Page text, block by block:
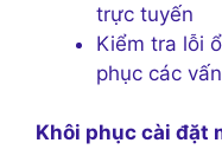
trực tuyến
Kiểm tra lỗi
phục các
Khôi phục cài đặt